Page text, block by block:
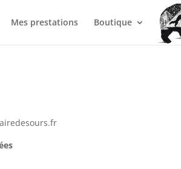
Mes prestations Boutique